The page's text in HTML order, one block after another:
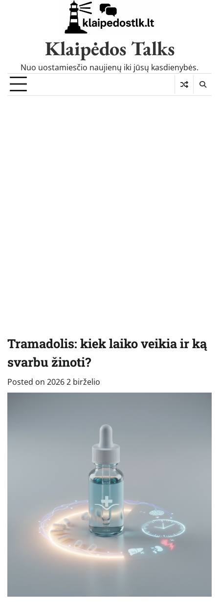
Klaipėdos Talks
Nuo uostamiesčio naujienų iki jūsų kasdienybės.
Tramadolis: kiek laiko veikia ir ką
svarbu žinoti?
Posted on 2026 2 birželio